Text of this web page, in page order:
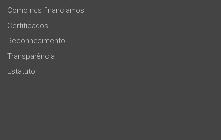
Como nos financiamos
Certificados
Reconhecimento
Transparência
Estatuto